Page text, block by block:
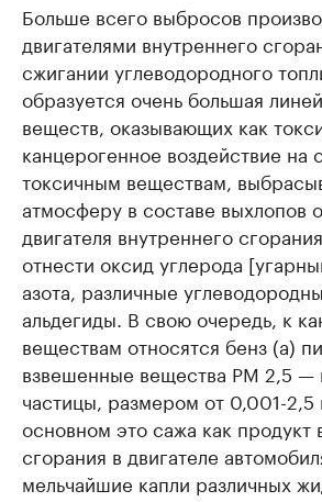
Больше всего выбросов
двигателями внутреннего
сжигании углеводородного
образуется очень большая
веществ, оказывающих как
канцерогенное воздействие на
токсичным веществам,
атмосферу в составе выхлопов
двигателя внутреннего
отнести оксид углерода
азота, различные
альдегиды. В свою очередь, к
веществам относятся бенз (а)
взвешенные вещества PM 2,5 —
частицы, размером от 0,001-
основном это сажа как продукт
сгорания в двигателе
мельчайшие капли различных